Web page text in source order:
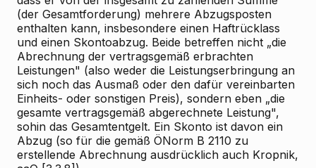
(der Gesamtforderung) mehrere Abzugsposten
enthalten kann, insbesondere einen Haftrücklass
und einen Skontoabzug. Beide betreffen nicht „die
Abrechnung der vertragsgemäß erbrachten
Leistungen" (also weder die Leistungserbringung an
sich noch das Ausmaß oder den dafür vereinbarten
Einheits- oder sonstigen Preis), sondern eben „die
gesamte vertragsgemäß abgerechnete Leistung",
sohin das Gesamtentgelt. Ein Skonto ist davon ein
Abzug (so für die gemäß ÖNorm B 2110 zu
erstellende Abrechnung ausdrücklich auch Kropnik,